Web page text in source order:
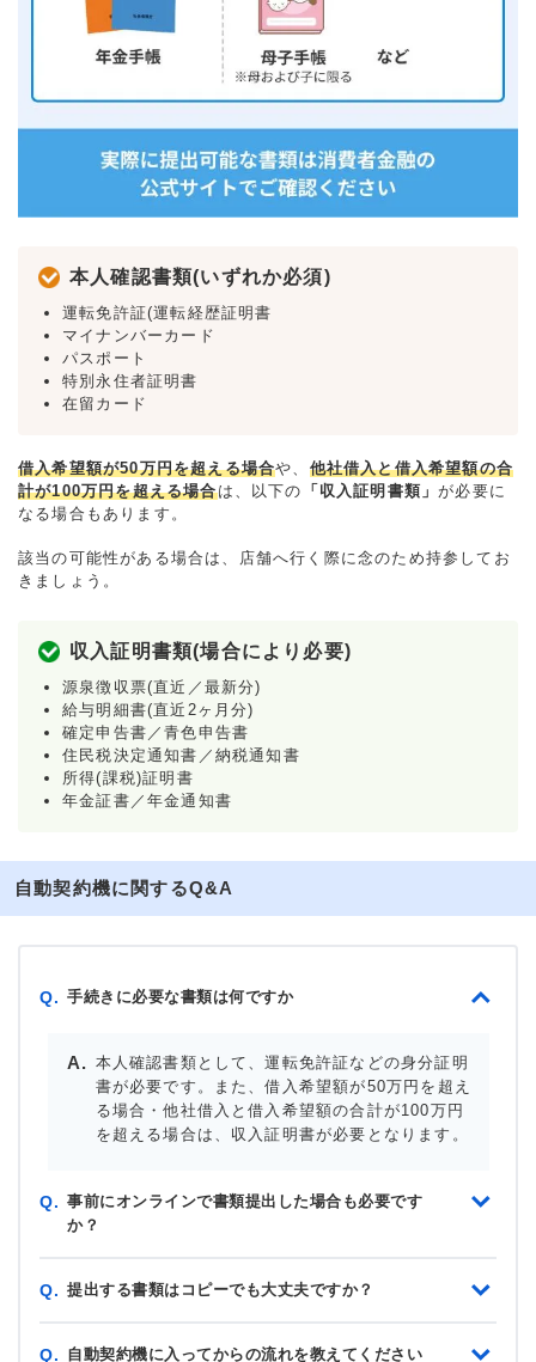
本人確認書類(いずれか必須)
運転免許証(運転経歴証明書
マイナンバーカード
パスポート
特別永住者証明書
在留カード
借入希望額が50万円を超える場合や、 他社借入と借入希望額の合
計が100万円を超える場合は、以下の 「収入証明書類」が必要に
なる場合もあります。
該当の可能性がある場合は、店舗へ行く際に念のため持参してお
きましょう。
収入証明書類(場合により必要)
源泉徴収票(直近／最新分)
給与明細書(直近2ヶ月分)
確定申告書／青色申告書
住民税決定通知書／納税通知書
所得(課税)証明書
年金証書／年金通知書
自動契約機に関するQ&A
Q. 手続きに必要な書類は何ですか
本人確認書類として、運転免許証などの身分証明
書が必要です。また、借入希望額が50万円を超え
る場合・他社借入と借入希望額の合計が100万円
を超える場合は、収入証明書が必要となります。
Q. 事前にオンラインで書類提出した場合も必要です
か？
Q. 提出する書類はコピーでも大丈夫ですか？
Q. 自動契約機に入ってからの流れを教えてください